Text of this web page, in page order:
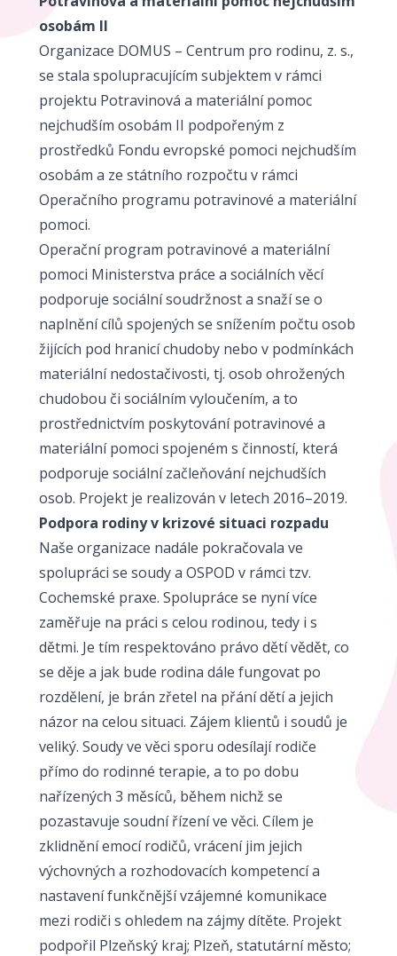
osobám II
Organizace DOMUS – Centrum pro rodinu, z. s.,
se stala spolupracujícím subjektem v rámci
projektu Potravinová a materiální pomoc
nejchudším osobám II podpořeným z
prostředků Fondu evropské pomoci nejchudším
osobám a ze státního rozpočtu v rámci
Operačního programu potravinové a materiální
pomoci.
Operační program potravinové a materiální
pomoci Ministerstva práce a sociálních věcí
podporuje sociální soudržnost a snaží se o
naplnění cílů spojených se snížením počtu osob
žijících pod hranicí chudoby nebo v podmínkách
materiální nedostačivosti, tj. osob ohrožených
chudobou či sociálním vyloučením, a to
prostřednictvím poskytování potravinové a
materiální pomoci spojeném s činností, která
podporuje sociální začleňování nejchudších
osob. Projekt je realizován v letech 2016–2019.
Podpora rodiny v krizové situaci rozpadu
Naše organizace nadále pokračovala ve
spolupráci se soudy a OSPOD v rámci tzv.
Cochemské praxe. Spolupráce se nyní více
zaměřuje na práci s celou rodinou, tedy i s
dětmi. Je tím respektováno právo dětí vědět, co
se děje a jak bude rodina dále fungovat po
rozdělení, je brán zřetel na přání dětí a jejich
názor na celou situaci. Zájem klientů i soudů je
veliký. Soudy ve věci sporu odesílají rodiče
přímo do rodinné terapie, a to po dobu
nařízených 3 měsíců, během nichž se
pozastavuje soudní řízení ve věci. Cílem je
zklidnění emocí rodičů, vrácení jim jejich
výchovných a rozhodovacích kompetencí a
nastavení funkčnější vzájemné komunikace
mezi rodiči s ohledem na zájmy dítěte. Projekt
podpořil Plzeňský kraj; Plzeň, statutární město;